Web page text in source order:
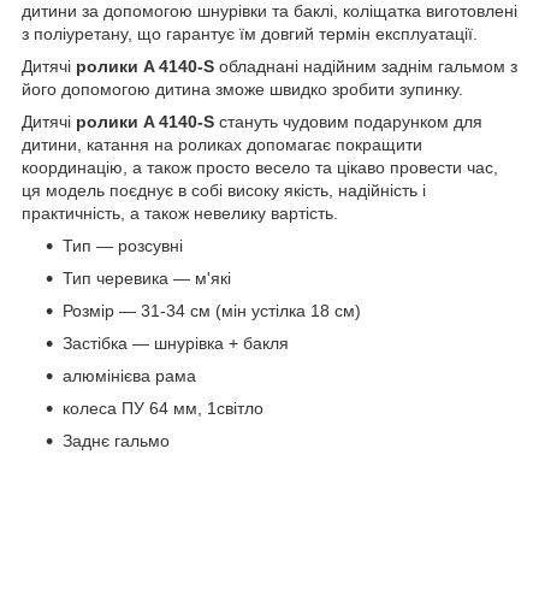
дитини за допомогою шнурівки та баклі, коліщатка виготовлені
з поліуретану, що гарантує їм довгий термін експлуатації.
Дитячі ролики A 4140-S обладнані надійним заднім гальмом з
його допомогою дитина зможе швидко зробити зупинку.
Дитячі ролики A 4140-S стануть чудовим подарунком для
дитини, катання на роликах допомагає покращити
координацію, а також просто весело та цікаво провести час,
ця модель поєднує в собі високу якість, надійність і
практичність, а також невелику вартість.
Тип — розсувні
Тип черевика — м'які
Розмір — 31-34 см (мін устілка 18 см)
Застібка — шнурівка + бакля
алюмінієва рама
колеса ПУ 64 мм, 1світло
Заднє гальмо